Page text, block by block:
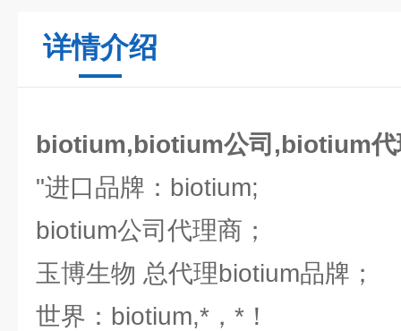
详情介绍
biotium,biotium公司,biotium
"进口品牌：biotium;
biotium公司代理商；
玉博生物 总代理biotium品牌；
世界：biotium,*，*！